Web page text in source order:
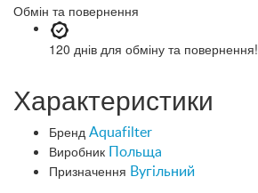
Обмін та повернення
120 днів для обміну та повернення!
Характеристики
Бренд Aquafilter
Виробник Польща
Призначення Вугільний